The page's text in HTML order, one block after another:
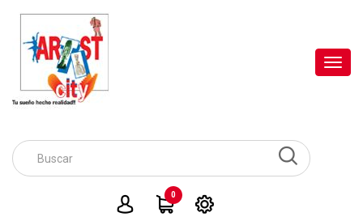
0